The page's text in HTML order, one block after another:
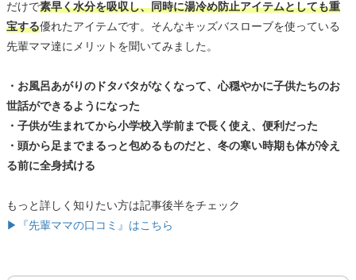
だけで素早く水分を吸収し、同時に湯冷め防止アイテムとしても重
宝する優れたアイテムです。そんなキッズバスローブを使っている
先輩ママ達にメリットを聞いてみました。
・お風呂あがりのドタバタがなくなって、心穏やかに子供たちのお
世話ができるようになった
・子供が生まれてから小学校入学前まで長く使え、便利だった
・頭から足までまるっと包めるものだと、冬の寒い時期も体が冷え
る前に全身拭ける
もっと詳しく知りたい方は記事後半をチェック
▶『先輩ママの口コミ』はこちら